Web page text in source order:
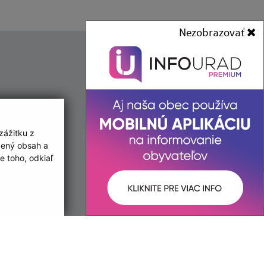
z
obsah a
toho, odkiaľ
13:00 - 16:30
deň
Kontakt:
Mestská časť (Košická Nová
Ves)
Miestny úrad (Košická Nová
Ves)
Mliečna 1
040 14 Košice
info@kosickanovaves.sk
+421 55 333 73 10
Nezobrazovať